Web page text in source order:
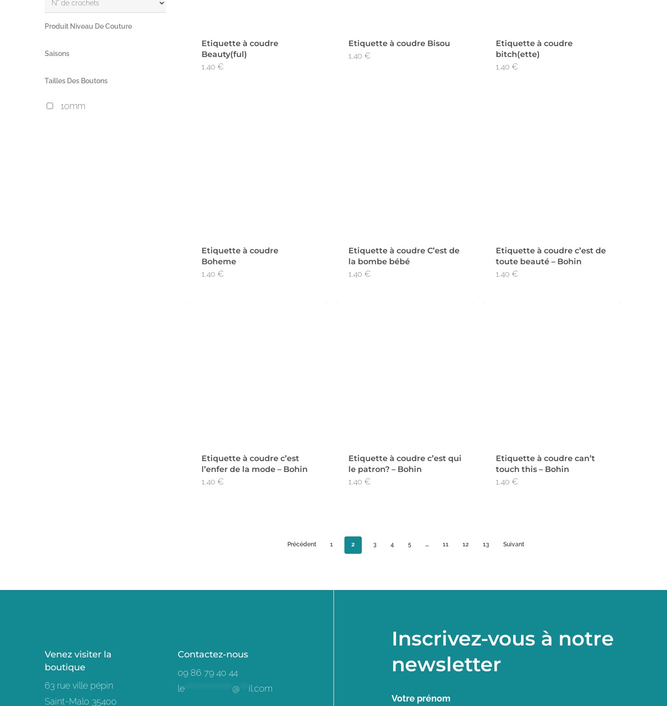
Produit Niveau De Couture
Saisons
Tailles Des Boutons
10mm
Etiquette à coudre
Beauty(ful)
1,40 €
Etiquette à coudre Bisou
1,40€
Etiquette à coudre
bitch(ette)
1,40 €
Etiquette à coudre
Boheme
1,40 €
Etiquette à coudre C’est de
la bombe bébé
1,40€
Etiquette à coudre c’est de
toute beauté – Bohin
1,40 €
Etiquette à coudre c’est
l’enfer de la mode – Bohin
1,40 €
Etiquette à coudre c’est qui
le patron? – Bohin
1,40€
Etiquette à coudre can’t
touch this – Bohin
1,40 €
Précédent 1 2 3 4 5 … 11 12 13 Suivant
Venez visiter la
boutique
63 rue ville pépin
Saint-Malo 35400
Contactez-nous
09 86 79 40 44
le**************** @ il.com
Inscrivez-vous à notre
newsletter
Votre prénom